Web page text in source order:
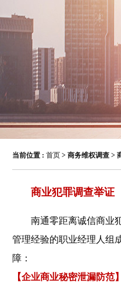
当前位置 : 首页 > 商务维权调查 >
商业犯罪调查举证
南通零距离诚信商业
管理经验的职业经理人组
障：
【企业商业秘密泄漏防范】